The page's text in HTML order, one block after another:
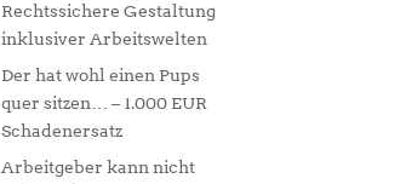
Rechtssichere Gestaltung
inklusiver Arbeitswelten
Der hat wohl einen Pups
quer sitzen… – 1.000 EUR
Schadenersatz
Arbeitgeber kann nicht